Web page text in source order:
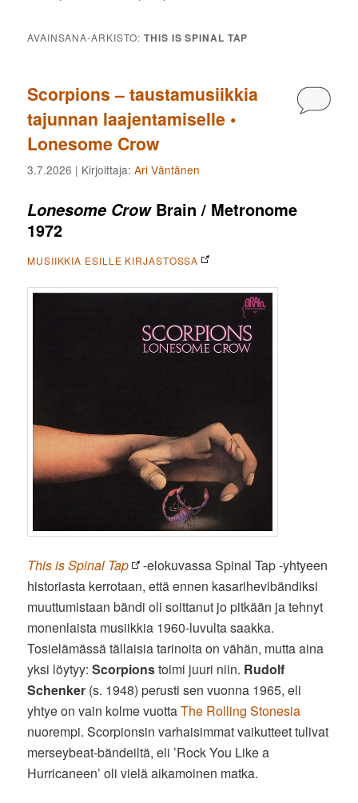
AVAINSANA-ARKISTO:THIS IS SPINAL TAP
Scorpions – taustamusiikkia
tajunnan laajentamiselle •
Lonesome Crow
3.7.2026 | Kirjoittaja:Ari Väntänen
Lonesome CrowBrain / Metronome
1972
MUSIIKKIA ESILLE KIRJASTOSSA
This is Spinal Tap
-elokuvassa Spinal Tap -yhtyeen
historiasta kerrotaan, että ennen kasarihevibändiksi
muuttumistaan bändi oli soittanut jo pitkään ja tehnyt
monenlaista musiikkia 1960-luvulta saakka.
Tosielämässä tällaisia tarinoita on vähän, mutta aina
yksi löytyy:Scorpionstoimi juuri niin. Rudolf
Schenker (s. 1948) perusti sen vuonna 1965, eli
yhtye on vain kolme vuottaThe Rolling Stonesia
nuorempi. Scorpionsin varhaisimmat vaikutteet tulivat
merseybeat-bändeiltä, eli ’Rock You Like a
Hurricaneen’ oli vielä aikamoinen matka.